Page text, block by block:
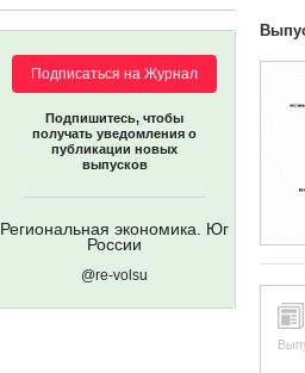
Подписаться на Журнал
Подпишитесь, чтобы
получать уведомления о
публикации новых
выпусков
Региональная экономика. Юг
России
@re-volsu